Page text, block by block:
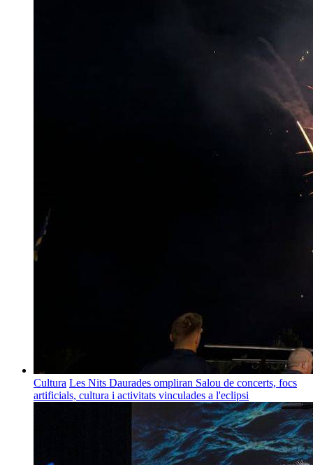
Cultura Les Nits Daurades ompliran Salou de concerts, focs
artificials, cultura i activitats vinculades a l'eclipsi